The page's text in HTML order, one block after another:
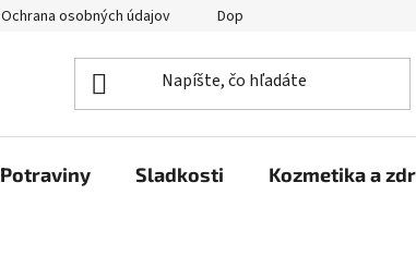
Ochrana osobných údajov Doprava a platba
Potraviny Sladkosti Kozmetika a